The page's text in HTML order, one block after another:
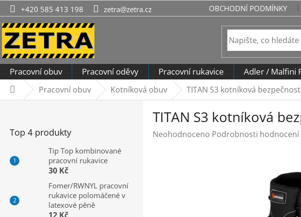
Přejít
na
obsah
+420 585 413 198 zetra@zetra.cz OBCHODNÍ PODMÍNKY
Pracovní obuv Pracovní oděvy Pracovní rukavice Adler / Malfini
DomůPracovní obuv Kotníková obuv TITAN S3 kotníková
Top 4 produkty
Tip Top kombinované
pracovní rukavice
30 Kč
Fomer/RWNYL pracovní
rukavice polomáčené v
latexové pěně
TITAN S3 kotníková
Průměrné
Neohodnoceno Podrobnosti hodnocení